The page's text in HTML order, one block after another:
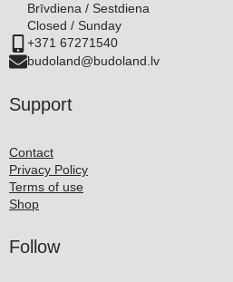
Brīvdiena / Sestdiena
Closed / Sunday
+371 67271540
budoland@budoland.lv
Support
Contact
Privacy Policy
Terms of use
Shop
Follow